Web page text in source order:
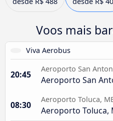
Voos mais
Viva Aerobus
20:45
Aeroporto San
Aeroporto San
08:30
Aeroporto Toluca,
Aeroporto Toluca,